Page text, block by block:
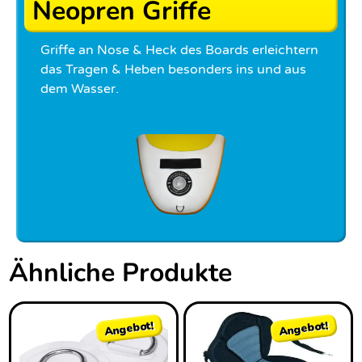
Neopren Griffe
Griffe an Nose & Heck des Boards erleichtern
das Tragen & Heben besonders ins und aus
dem Wasser.
Ähnliche Produkte
Angebot! Angebot!